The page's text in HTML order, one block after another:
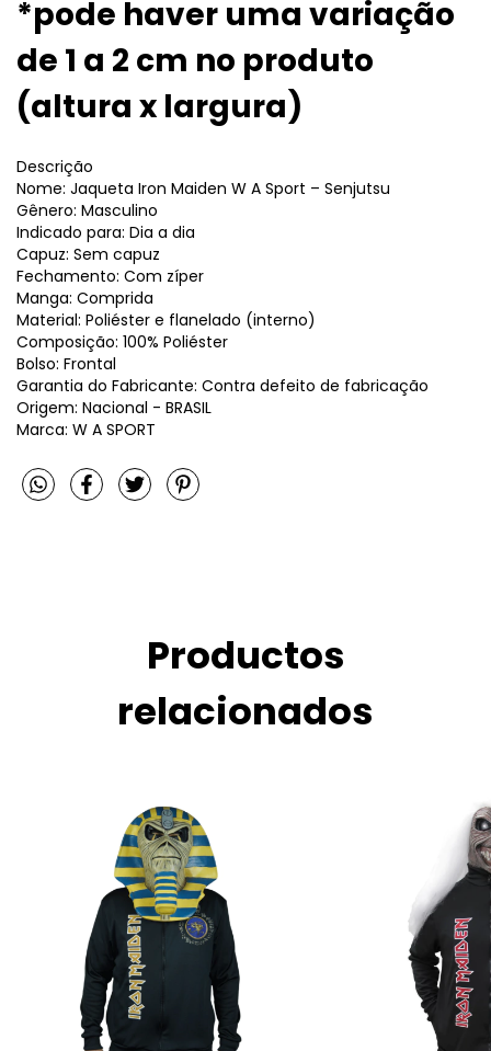
*pode haver uma variação
de 1 a 2 cm no produto
(altura x largura)
Descrição
Nome: Jaqueta Iron Maiden W A Sport – Senjutsu
Gênero: Masculino
Indicado para: Dia a dia
Capuz: Sem capuz
Fechamento: Com zíper
Manga: Comprida
Material: Poliéster e flanelado (interno)
Composição: 100% Poliéster
Bolso: Frontal
Garantia do Fabricante: Contra defeito de fabricação
Origem: Nacional - BRASIL
Marca: W A SPORT
Productos
relacionados